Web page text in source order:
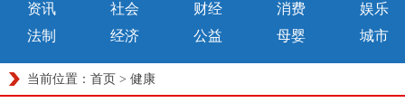
资讯 社会 财经 消费
娱乐
法制
经济 公益 母婴 城市
当前位置： 首页 > 健康